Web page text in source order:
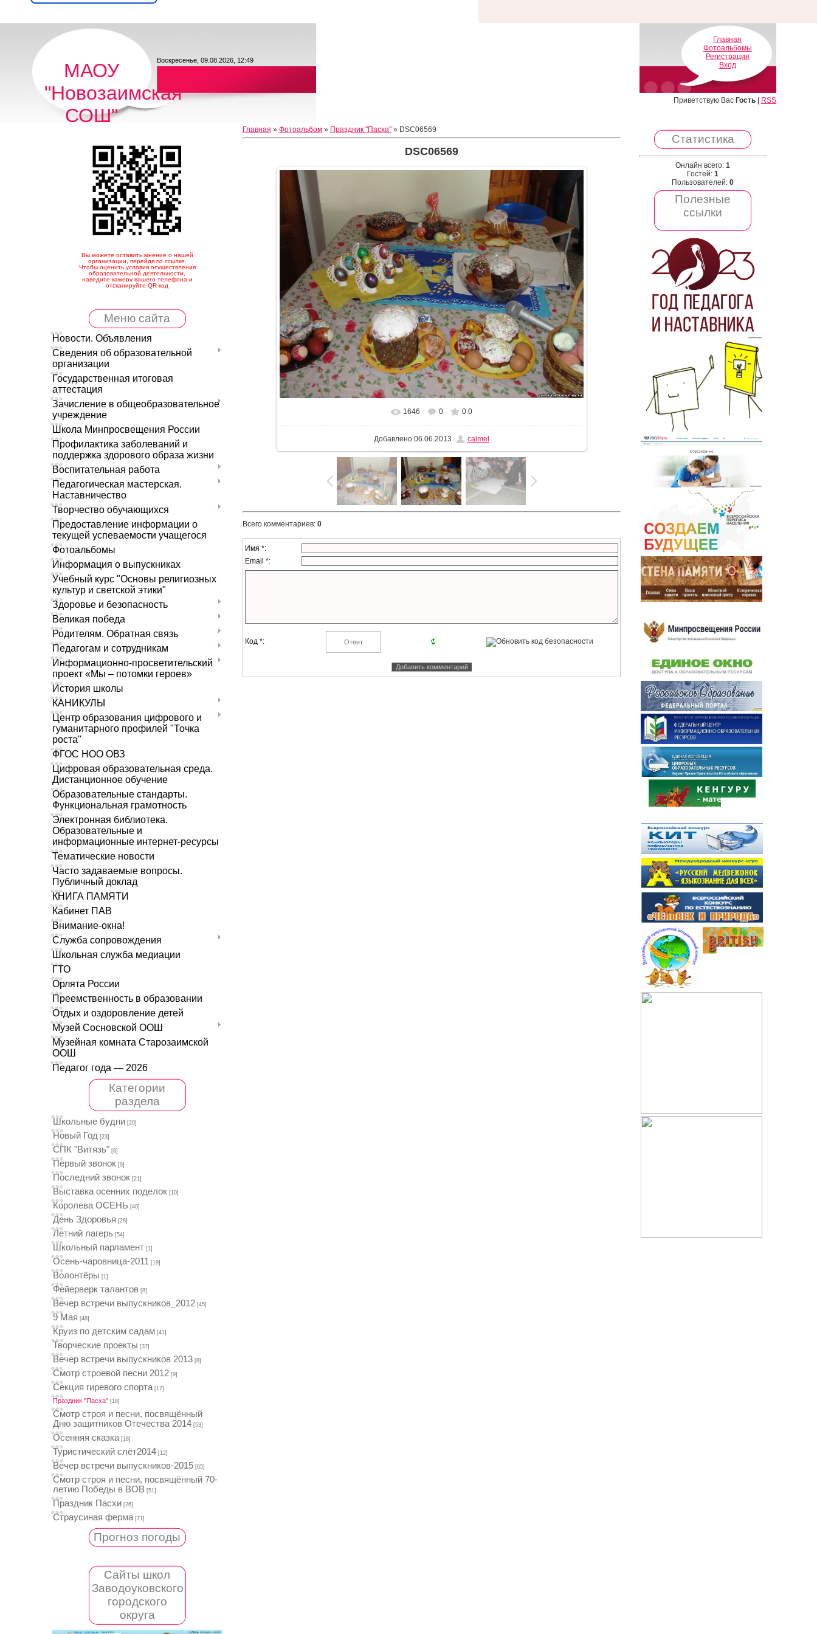
МАОУ
"Новозаимская
СОШ"
Воскресенье, 09.08.2026, 12:49
Главная
Фотоальбомы
Регистрация
Вход
Приветствую Вас Гость| RSS
Вы можете оставить мнение о нашей
организации, перейдя по ссылке.
Чтобы оценить условия осуществления
образовательной деятельности,
наведите камеру вашего телефона и
отсканируйте QR-код
Меню сайта
Новости. Объявления
Сведения об образовательной
организации
Государственная итоговая
аттестация
Зачисление в общеобразовательное
учреждение
Школа Минпросвещения России
Профилактика заболеваний и
поддержка здорового образа жизни
Воспитательная работа
Педагогическая мастерская.
Наставничество
Творчество обучающихся
Предоставление информации о
текущей успеваемости учащегося
Фотоальбомы
Информация о выпускниках
Учебный курс "Основы религиозных
культур и светской этики"
Здоровье и безопасность
Великая победа
Родителям. Обратная связь
Педагогам и сотрудникам
Информационно-просветительский
проект «Мы – потомки героев»
История школы
КАНИКУЛЫ
Центр образования цифрового и
гуманитарного профилей "Точка
роста"
ФГОС НОО ОВЗ
Цифровая образовательная среда.
Дистанционное обучение
Образовательные стандарты.
Функциональная грамотность
Электронная библиотека.
Образовательные и
информационные интернет-ресурсы
Тематические новости
Часто задаваемые вопросы.
Публичный доклад
КНИГА ПАМЯТИ
Кабинет ПАВ
Внимание-окна!
Служба сопровождения
Школьная служба медиации
ГТО
Орлята России
Преемственность в образовании
Отдых и оздоровление детей
Музей Сосновской ООШ
Музейная комната Старозаимской
ООШ
Педагог года — 2026
Категории
раздела
Школьные будни [20]
Новый Год [23]
СПК "Витязь" [8]
Первый звонок [9]
Последний звонок [21]
Выставка осенних поделок [10]
Королева ОСЕНЬ [40]
День Здоровья [28]
Летний лагерь [54]
Школьный парламент [1]
Осень-чаровница-2011 [19]
Волонтёры [1]
Фейерверк талантов [8]
Вечер встречи выпускников_2012 [45]
9 Мая [48]
Круиз по детским садам [41]
Творческие проекты [37]
Вечер встречи выпускников 2013 [8]
Смотр строевой песни 2012 [9]
Секция гиревого спорта [17]
Праздник "Пасха" [18]
Смотр строя и песни, посвящённый
Дню защитников Отечества 2014 [53]
Осенняя сказка [18]
Туристический слёт2014 [12]
Вечер встречи выпускников-2015 [65]
Смотр строя и песни, посвящённый 70-
летию Победы в ВОВ [51]
Праздник Пасхи [26]
Страусиная ферма [71]
Прогноз погоды
Сайты школ
Заводоуковского
городского
округа
Главная » Фотоальбом» Праздник "Пасха"» DSC06569
DSC06569
В реальном размере 1024x768
1646 0 0.0
Добавлено06.06.2013 calmel
Всего комментариев: 0
Имя *:
Email *:
Код *:
Статистика
Онлайн всего: 1
Гостей: 1
Пользователей: 0
Полезные
ссылки